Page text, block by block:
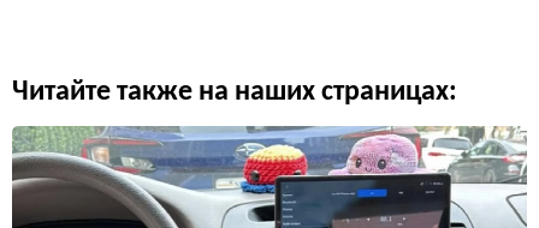
Читайте также на наших страницах: